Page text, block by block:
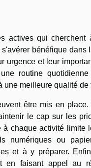
actives qui cherchent
bénéfique dans
urgence et leur
routine
une meilleure qualité de
être mis en place.
le cap sur les
chaque activité limite
numériques ou
et à y préparer.
en faisant appel au